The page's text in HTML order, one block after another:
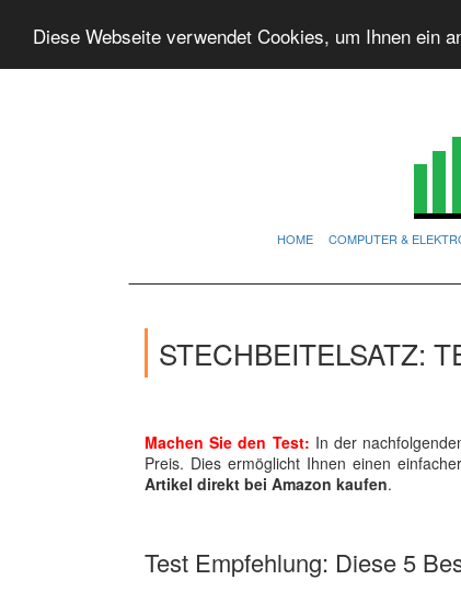
Diese Webseite verwendet Cookies, um Ihnen ein
HOME COMPUTER &
STECHBEITELSATZ:
Machen Sie den Test: In der
Preis. Dies ermöglicht Ihnen einen
Artikel direkt bei Amazon kaufen.
Test Empfehlung: Diese 5